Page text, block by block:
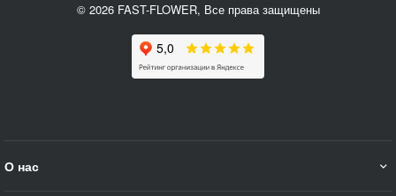
© 2026 FAST-FLOWER, Все права защищены
О нас